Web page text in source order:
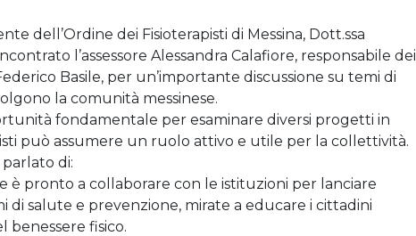
dell’Ordine dei Fisioterapisti di Messina, Dott.ssa
l’assessore Alessandra Calafiore, responsabile dei
Basile, per un’importante discussione su temi di
la comunità messinese.
fondamentale per esaminare diversi progetti in
può assumere un ruolo attivo e utile per la collettività.
parlato di:
è pronto a collaborare con le istituzioni per lanciare
di salute e prevenzione, mirate a educare i cittadini
benessere fisico.